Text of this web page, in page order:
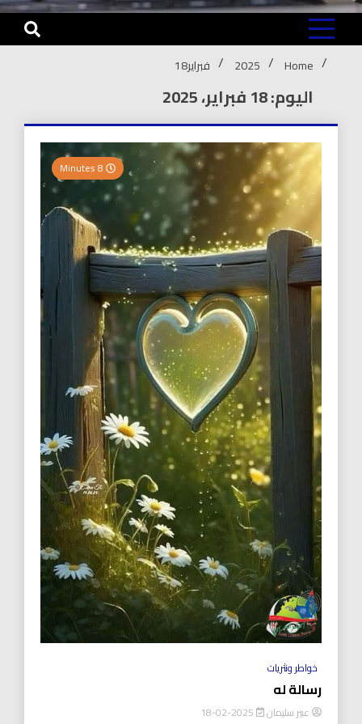
Home
2025 فبراير18
اليوم: 18 فبراير، 2025
خواطر ونثريات
رسالة له
عبير سليمان